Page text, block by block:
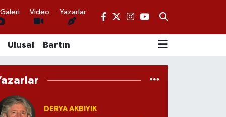
Video Yazarlar
Ulusal Bartın
DERYA AKBIYIK